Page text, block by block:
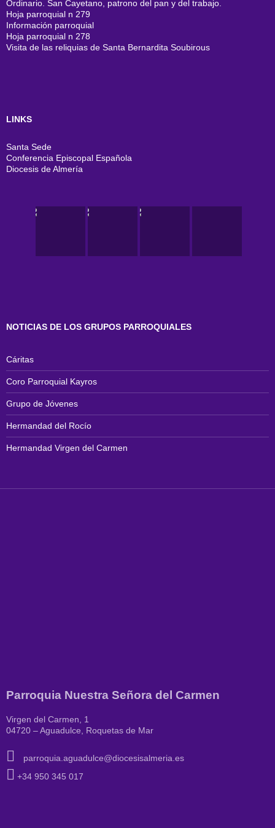
Ordinario. San Cayetano, patrono del pan y del trabajo.
Hoja parroquial n 279
Información parroquial
Hoja parroquial n 278
Visita de las reliquias de Santa Bernardita Soubirous
LINKS
Santa Sede
Conferencia Episcopal Española
Diocesis de Almería
NOTICIAS DE LOS GRUPOS PARROQUIALES
Cáritas
Coro Parroquial Kayros
Grupo de Jóvenes
Hermandad del Rocío
Hermandad Virgen del Carmen
Parroquia Nuestra Señora del Carmen
Virgen del Carmen, 1
04720 – Aguadulce, Roquetas de Mar
parroquia.aguadulce@diocesisalmeria.es
+34 950 345 017